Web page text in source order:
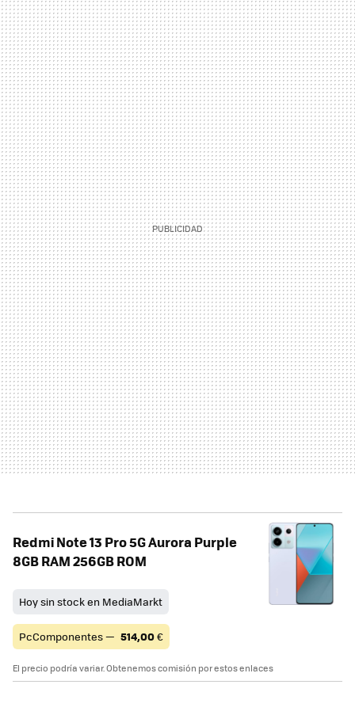
Redmi Note 13 Pro 5G Aurora Purple
8GB RAM 256GB ROM
Hoy sin stock en MediaMarkt
PcComponentes — 514,00€
El precio podría variar. Obtenemos comisión por estos enlaces